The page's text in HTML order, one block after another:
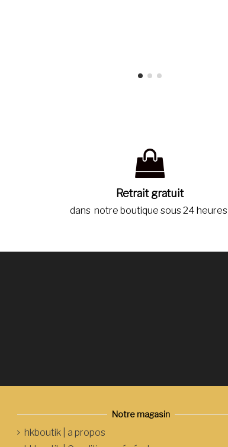
Retrait gratuit
dans notre boutique sous 24 heures
Notre magasin
hkboutik | a propos